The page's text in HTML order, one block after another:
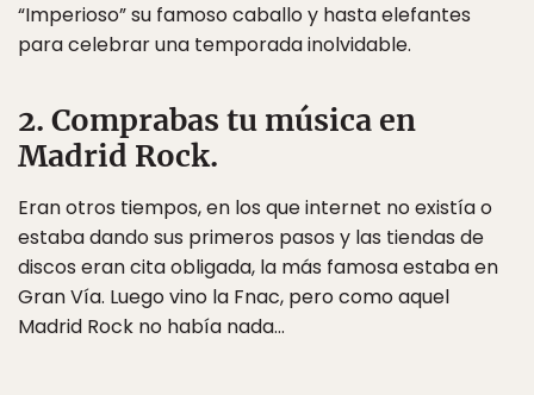
“Imperioso” su famoso caballo y hasta elefantes
para celebrar una temporada inolvidable.
2. Comprabas tu música en
Madrid Rock.
Eran otros tiempos, en los que internet no existía o
estaba dando sus primeros pasos y las tiendas de
discos eran cita obligada, la más famosa estaba en
Gran Vía. Luego vino la Fnac, pero como aquel
Madrid Rock no había nada…